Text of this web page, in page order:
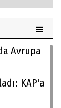
Avrupa
KAP'a